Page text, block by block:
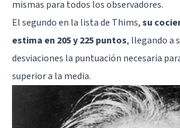
mismas para todos los observadores.
El segundo en la lista de Thims,su
estima en 205 y 225 puntos, llegando a
desviaciones la puntuación necesaria
superior a la media.